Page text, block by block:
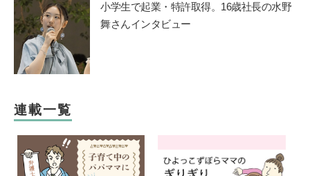
小学生で起業・特許取得。16歳社長の水野
舞さんインタビュー
連載一覧